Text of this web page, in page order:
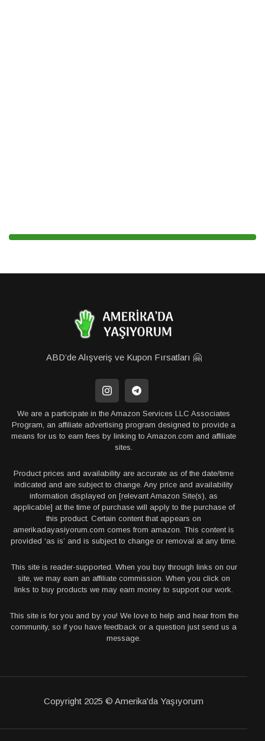
ABD’de Alışveriş ve Kupon Fırsatları 🤗
We are a participate in the Amazon Services LLC Associates
Program, an affiliate advertising program designed to provide a
means for us to earn fees by linking to Amazon.com and affiliate
sites.
Product prices and availability are accurate as of the date/time
indicated and are subject to change. Any price and availability
information displayed on [relevant Amazon Site(s), as
applicable] at the time of purchase will apply to the purchase of
this product. Certain content that appears on
amerikadayasiyorum.com comes from amazon. This content is
provided ‘as is’ and is subject to change or removal at any time.
This site is reader-supported. When you buy through links on our
site, we may earn an affiliate commission. When you click on
links to buy products we may earn money to support our work.
This site is for you and by you! We love to help and hear from the
community, so if you have feedback or a question just send us a
message.
Copyright 2025 © Amerika'da Yaşıyorum